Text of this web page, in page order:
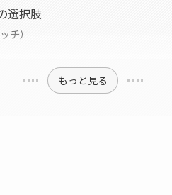
選択肢
チ）
もっと見る